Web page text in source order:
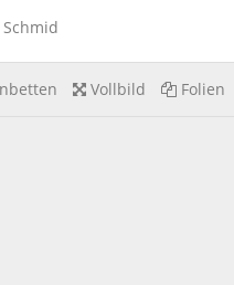
Vollbild Folien